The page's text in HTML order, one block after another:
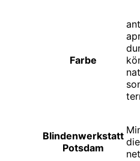
Farbe
Blindenwerkstatt
Potsdam